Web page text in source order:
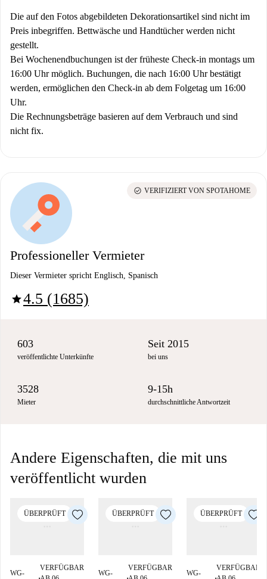
Die auf den Fotos abgebildeten Dekorationsartikel sind nicht im
Preis inbegriffen. Bettwäsche und Handtücher werden nicht
gestellt.
Bei Wochenendbuchungen ist der früheste Check-in montags um
16:00 Uhr möglich. Buchungen, die nach 16:00 Uhr bestätigt
werden, ermöglichen den Check-in ab dem Folgetag um 16:00
Uhr.
Die Rechnungsbeträge basieren auf dem Verbrauch und sind
nicht fix.
Professioneller Vermieter
Dieser Vermieter spricht Englisch, Spanisch
star4.5 (1685)
check_circle VERIFIZIERT VON SPOTAHOME
603
veröffentlichte Unterkünfte
Seit 2015
bei uns
3528
Mieter
9-15h
durchschnittliche Antwortzeit
Andere Eigenschaften, die mit uns
veröffentlicht wurden
ÜBERPRÜFT
WG-
■
VERFÜGBAR
ÜBERPRÜFT
WG-
■
VERFÜGBAR
ÜBERPRÜFT
WG-
■
VERFÜGBAR